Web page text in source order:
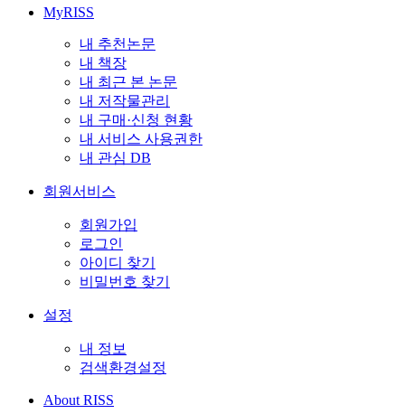
MyRISS
내 추천논문
내 책장
내 최근 본 논문
내 저작물관리
내 구매·신청 현황
내 서비스 사용권한
내 관심 DB
회원서비스
회원가입
로그인
아이디 찾기
비밀번호 찾기
설정
내 정보
검색환경설정
About RISS